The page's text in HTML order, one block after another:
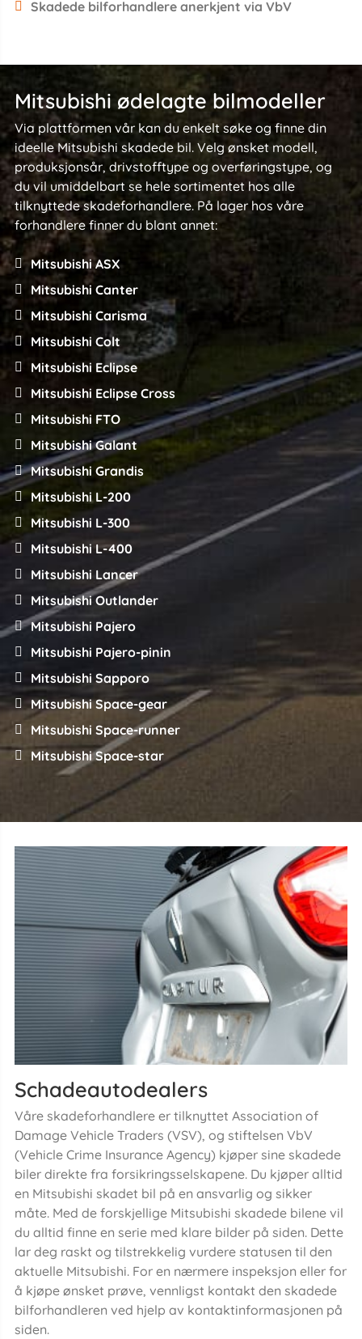
Skadede bilforhandlere anerkjent via VbV
Mitsubishi ødelagte bilmodeller
Via plattformen vår kan du enkelt søke og finne din
ideelle Mitsubishi skadede bil. Velg ønsket modell,
produksjonsår, drivstofftype og overføringstype, og
du vil umiddelbart se hele sortimentet hos alle
tilknyttede skadeforhandlere. På lager hos våre
forhandlere finner du blant annet:
Mitsubishi ASX
Mitsubishi Canter
Mitsubishi Carisma
Mitsubishi Colt
Mitsubishi Eclipse
Mitsubishi Eclipse Cross
Mitsubishi FTO
Mitsubishi Galant
Mitsubishi Grandis
Mitsubishi L-200
Mitsubishi L-300
Mitsubishi L-400
Mitsubishi Lancer
Mitsubishi Outlander
Mitsubishi Pajero
Mitsubishi Pajero-pinin
Mitsubishi Sapporo
Mitsubishi Space-gear
Mitsubishi Space-runner
Mitsubishi Space-star
Schadeautodealers
Våre skadeforhandlere er tilknyttet Association of
Damage Vehicle Traders (VSV), og stiftelsen VbV
(Vehicle Crime Insurance Agency) kjøper sine skadede
biler direkte fra forsikringsselskapene. Du kjøper alltid
en Mitsubishi skadet bil på en ansvarlig og sikker
måte. Med de forskjellige Mitsubishi skadede bilene vil
du alltid finne en serie med klare bilder på siden. Dette
lar deg raskt og tilstrekkelig vurdere statusen til den
aktuelle Mitsubishi. For en nærmere inspeksjon eller for
å kjøpe ønsket prøve, vennligst kontakt den skadede
bilforhandleren ved hjelp av kontaktinformasjonen på
siden.